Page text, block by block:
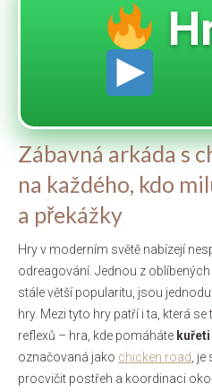
Zábavná arkáda s
na každého, kdo
a překážky
Hry v moderním světě nabízejí
odreagování. Jednou z
stále větší popularitu, jsou
hry. Mezi tyto hry patří i ta, která
reflexů – hra, kde pomáháte
označovaná jako chicken road ,
procvičit postřeh a koordinaci